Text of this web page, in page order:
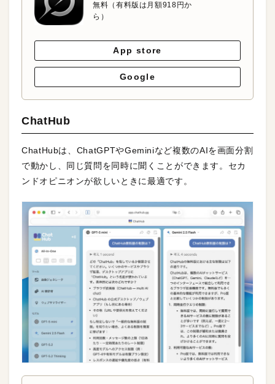
無料（有料版は月額918円か
ら）
App store
Google
ChatHub
ChatHubは、ChatGPTやGeminiなど複数のAIを画面分割
で動かし、同じ質問を同時に聞くことができます。セカ
ンドオピニオンが欲しいときに最適です。